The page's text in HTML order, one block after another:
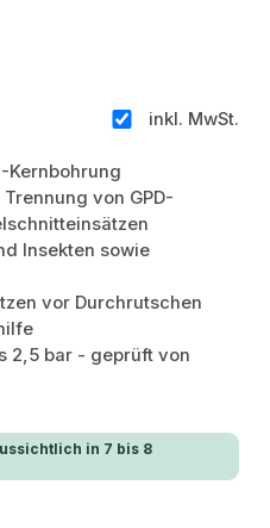
inkl. MwSt.
Kernbohrung
von GPD-
Insekten sowie
vor Durchrutschen
2,5 bar - geprüft von
in 7 bis 8